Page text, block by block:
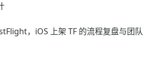
，iOS 上架 TF 的流程复盘与团队